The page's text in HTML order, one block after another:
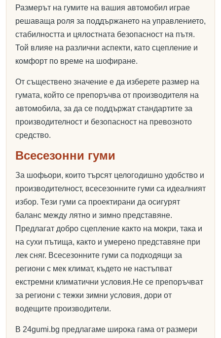
Размерът на гумите на вашия автомобил играе
решаваща роля за поддържането на управлението,
стабилността и цялостната безопасност на пътя.
Той влияе на различни аспекти, като сцепление и
комфорт по време на шофиране.
От съществено значение е да изберете размер на
гумата, който се препоръчва от производителя на
автомобила, за да се поддържат стандартите за
производителност и безопасност на превозното
средство.
Всесезонни гуми
За шофьори, които търсят целогодишно удобство и
производителност, всесезонните гуми са идеалният
избор. Тези гуми са проектирани да осигурят
баланс между лятно и зимно представяне.
Предлагат добро сцепление както на мокри, така и
на сухи пътища, както и умерено представяне при
лек сняг. Всесезонните гуми са подходящи за
региони с мек климат, където не настъпват
екстремни климатични условия.Не се препоръчват
за региони с тежки зимни условия, дори от
водещите производители.
В 24gumi.bg предлагаме широка гама от размери